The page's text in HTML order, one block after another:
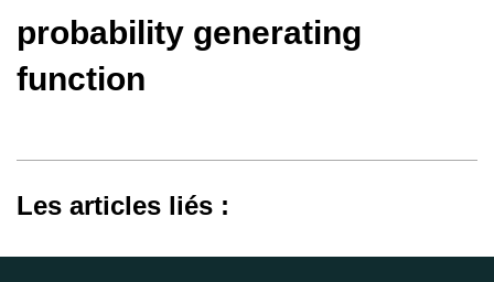
probability generating
function
Les articles liés :